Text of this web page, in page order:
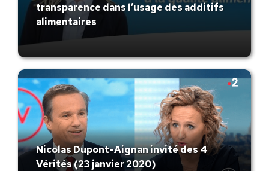
transparence dans l’usage des additifs
alimentaires
Nicolas Dupont-Aignan invité des 4
Vérités (23 janvier 2020)